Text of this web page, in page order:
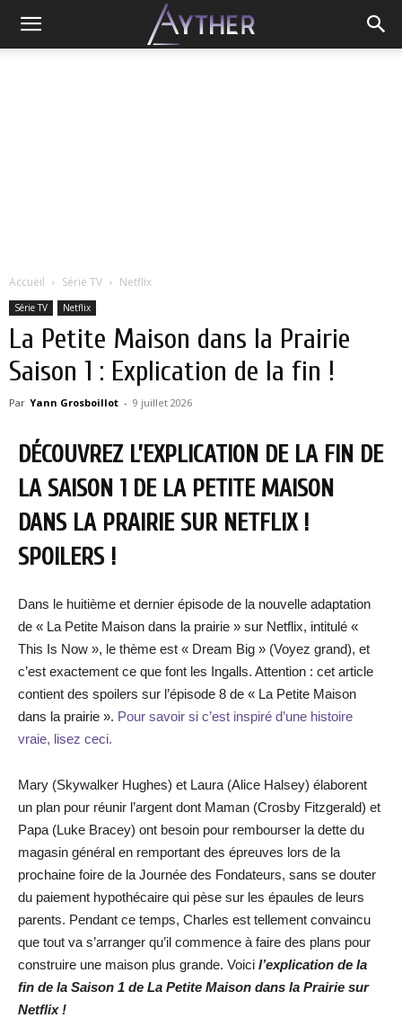
Accueil Série TV Netflix
Série TV Netflix
La Petite Maison dans la Prairie
Saison 1 : Explication de la fin !
Par Yann Grosboillot - 9 juillet 2026
DÉCOUVREZ L’EXPLICATION DE LA FIN DE
LA SAISON 1 DE LA PETITE MAISON
DANS LA PRAIRIE SUR NETFLIX !
SPOILERS !
Dans le huitième et dernier épisode de la nouvelle adaptation
de « La Petite Maison dans la prairie » sur Netflix, intitulé «
This Is Now », le thème est « Dream Big » (Voyez grand), et
c’est exactement ce que font les Ingalls. Attention : cet article
contient des spoilers sur l’épisode 8 de « La Petite Maison
dans la prairie ». Pour savoir si c’est inspiré d’une histoire
vraie, lisez ceci.
Mary (Skywalker Hughes) et Laura (Alice Halsey) élaborent
un plan pour réunir l’argent dont Maman (Crosby Fitzgerald) et
Papa (Luke Bracey) ont besoin pour rembourser la dette du
magasin général en remportant des épreuves lors de la
prochaine foire de la Journée des Fondateurs, sans se douter
du paiement hypothécaire qui pèse sur les épaules de leurs
parents. Pendant ce temps, Charles est tellement convaincu
que tout va s’arranger qu’il commence à faire des plans pour
construire une maison plus grande. Voici l’explication de la
fin de la Saison 1 de La Petite Maison dans la Prairie sur
Netflix !